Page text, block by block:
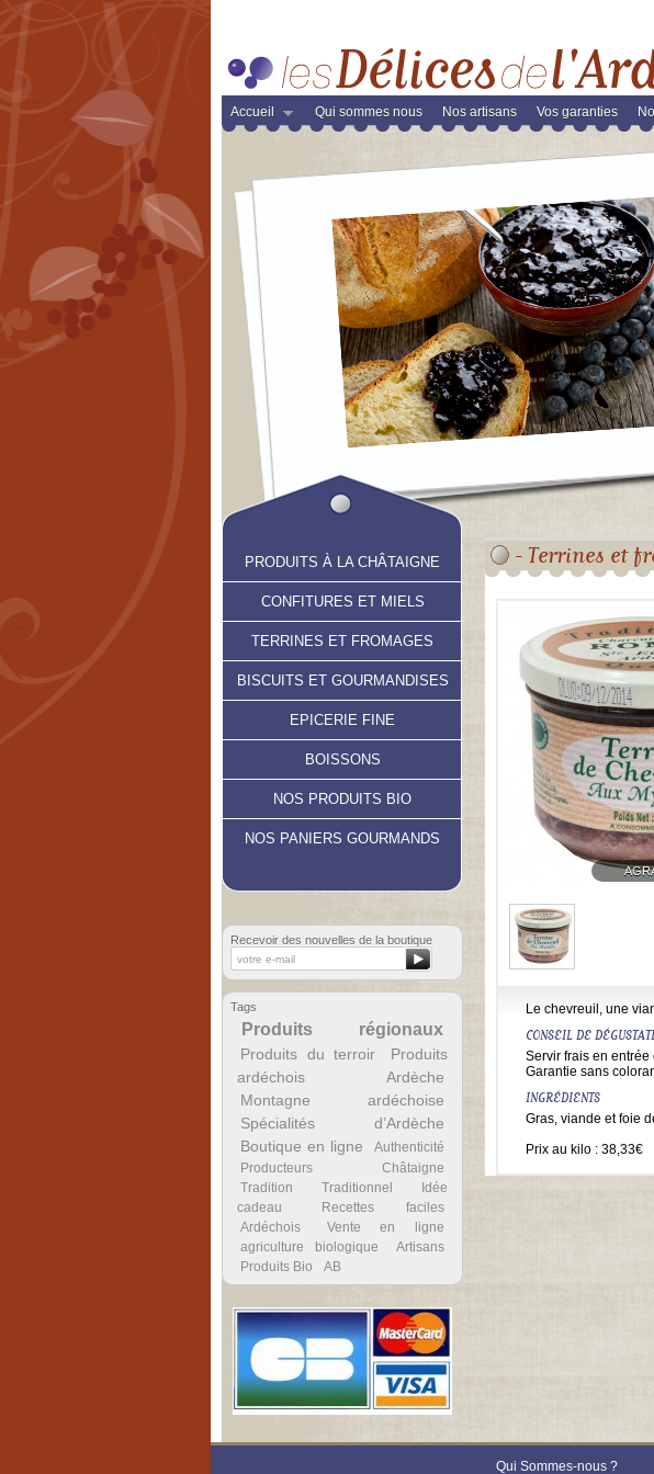
Accueil Qui sommes nous Nos artisans Vos garanties
PRODUITS À LA CHÂTAIGNE
CONFITURES ET MIELS
TERRINES ET FROMAGES
BISCUITS ET GOURMANDISES
EPICERIE FINE
BOISSONS
NOS PRODUITS BIO
NOS PANIERS GOURMANDS
Recevoir des nouvelles de la boutique
Tags
Produits régionaux
Produits du terroir
Produits
ardéchois
Ardèche
Montagne ardéchoise
Spécialités d’Ardèche
Boutique en ligne
Authenticité
Producteurs
Châtaigne
Tradition
Traditionnel
Idée
cadeau
Recettes faciles
Ardéchois
Vente en ligne
agriculture biologique
Artisans
Produits Bio
AB
- Terrines et
Le chevreuil, une
CONSEIL DE
Servir frais en entrée
Garantie sans
INGRÉDIENTS
Gras, viande et foie
Prix au kilo : 38,33€
Qui Sommes-nous ?